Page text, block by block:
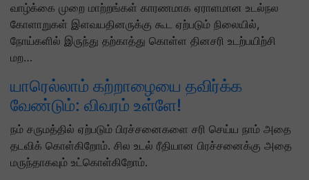
வாழ்க்கை முறை மாற்றங்கள் காரணமாக ஏராளமான உடல்நல
கோளாறுகள் இளவயதினருக்கு கூட ஏற்படும் நிலையில்,
நோய்களில் இருந்து தற்காத்து கொள்ள தினசரி உடற்பயிற்சி
மற…
யாரெல்லாம் கற்றாழையை தவிர்க்க
வேண்டும்: விவரம் உள்ளே!
நம் சருமத்தில் ஏற்படும் பிரச்சனைகளை சரி செய்ய நாம் அதை
தடவிக் கொள்கிறோம். சில உடல் ரீதியான பிரச்சனைக்கு அதை
மருந்தாகவும் உட்கொள்கிறோம்.